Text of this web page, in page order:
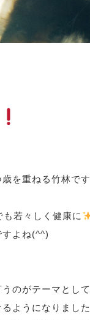
歳を重ねる竹林です
も若々しく健康に
すよね(^^)
のがテーマとし
ようになりました